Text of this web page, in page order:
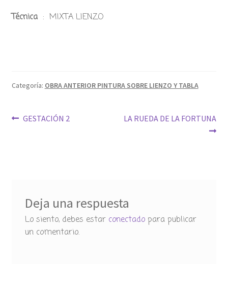
Técnica : MIXTA LIENZO
Categoría: OBRA ANTERIOR PINTURA SOBRE LIENZO Y TABLA
Navegación
Anterior:
GESTACIÓN 2 Siguiente:
LA RUEDA DE LA FORTUNA
Deja una respuesta
Lo siento, debes estar conectadopara publicar
un comentario.